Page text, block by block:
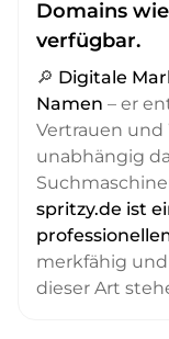
Domains
verfügbar.
🔎 Digitale
Namen – er
Vertrauen
unabhängig
spritzy.de ist
merkfähig
dieser Art